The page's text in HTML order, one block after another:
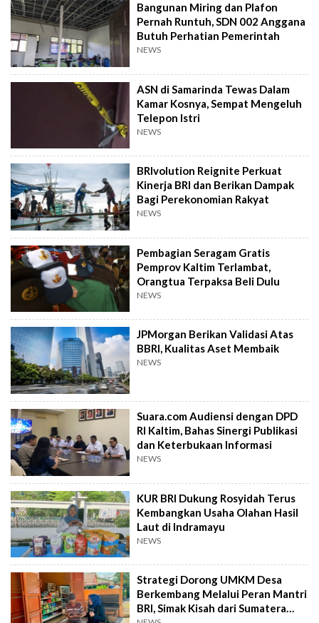
Bangunan Miring dan Plafon
Pernah Runtuh, SDN 002 Anggana
Butuh Perhatian Pemerintah
NEWS
ASN di Samarinda Tewas Dalam
Kamar Kosnya, Sempat Mengeluh
Telepon Istri
NEWS
BRIvolution Reignite Perkuat
Kinerja BRI dan Berikan Dampak
Bagi Perekonomian Rakyat
NEWS
Pembagian Seragam Gratis
Pemprov Kaltim Terlambat,
Orangtua Terpaksa Beli Dulu
NEWS
JPMorgan Berikan Validasi Atas
BBRI, Kualitas Aset Membaik
NEWS
Suara.com Audiensi dengan DPD
RI Kaltim, Bahas Sinergi Publikasi
dan Keterbukaan Informasi
NEWS
KUR BRI Dukung Rosyidah Terus
Kembangkan Usaha Olahan Hasil
Laut di Indramayu
NEWS
Strategi Dorong UMKM Desa
Berkembang Melalui Peran Mantri
BRI, Simak Kisah dari Sumatera